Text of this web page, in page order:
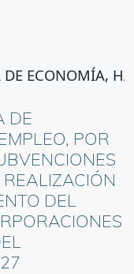
DE ECONOMÍA,
DE
POR
DEL